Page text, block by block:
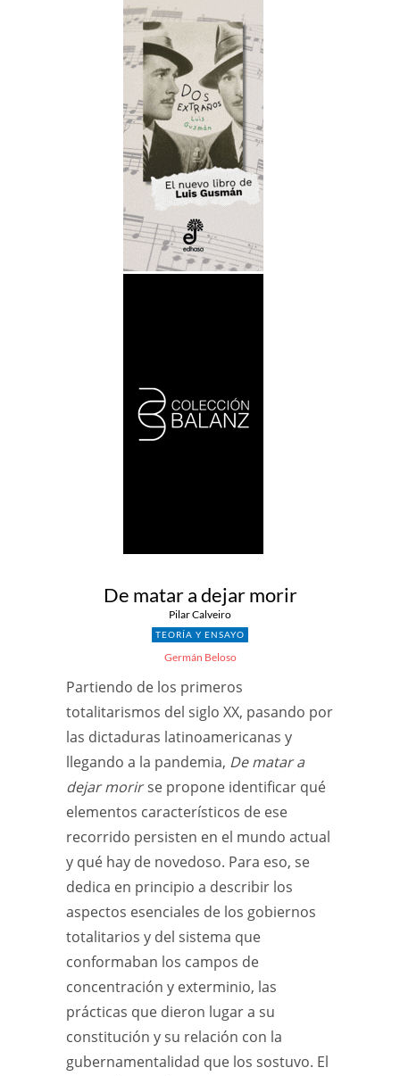
De matar a dejar morir
Pilar Calveiro
TEORÍA Y ENSAYO
Germán Beloso
Partiendo de los primeros
totalitarismos del siglo XX, pasando por
las dictaduras latinoamericanas y
llegando a la pandemia, De matar a
dejar morirse propone identificar qué
elementos característicos de ese
recorrido persisten en el mundo actual
y qué hay de novedoso. Para eso, se
dedica en principio a describir los
aspectos esenciales de los gobiernos
totalitarios y del sistema que
conformaban los campos de
concentración y exterminio, las
prácticas que dieron lugar a su
constitución y su relación con la
gubernamentalidad que los sostuvo. El